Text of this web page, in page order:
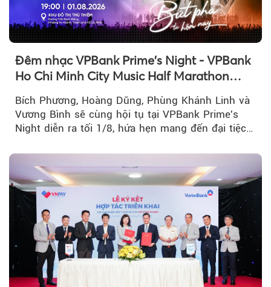
Đêm nhạc VPBank Prime's Night - VPBank
Ho Chi Minh City Music Half Marathon
Bích Phương, Hoàng Dũng, Phùng Khánh Linh và
Vương Bình sẽ cùng hội tụ tại VPBank Prime's
Night diễn ra tối 1/8, hứa hẹn mang đến đại tiệc